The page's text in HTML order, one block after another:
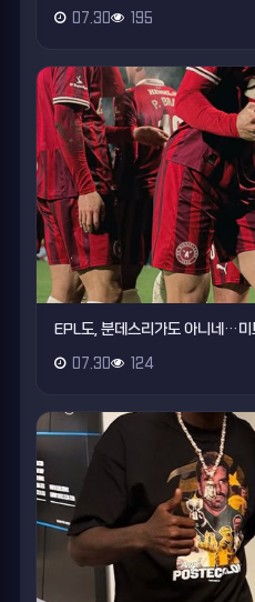
07.30 195
EPL도, 분데스리가도 아니네…
07.30 124